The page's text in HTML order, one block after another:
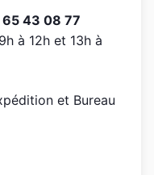
43 08 77
à 12h et 13h à
et Bureau